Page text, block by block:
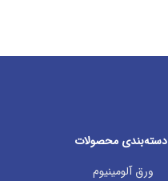
دسته‌بندی محصولات
ورق آلومینیوم